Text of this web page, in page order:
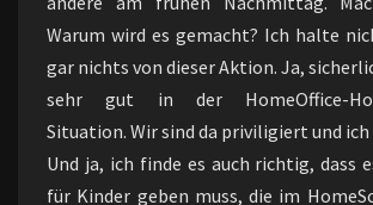
Warum wird es gemacht? Ich halte
gar nichts von dieser Aktion. Ja,
sehr gut in der HomeOffice-
Situation. Wir sind da priviligiert und ich
Und ja, ich finde es auch richtig, dass
für Kinder geben muss, die im